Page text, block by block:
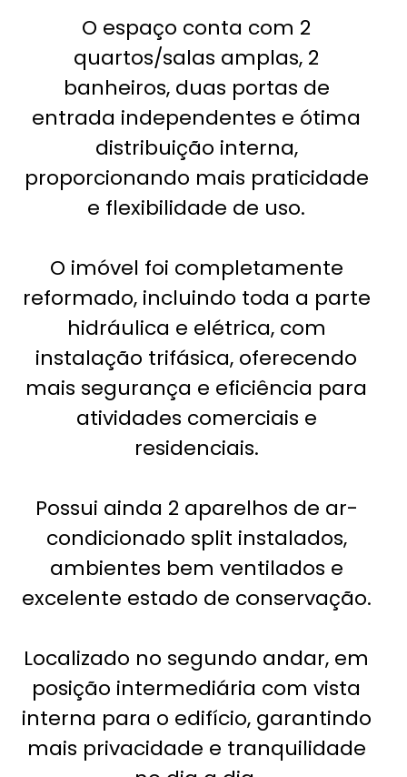
O espaço conta com 2
quartos/salas amplas, 2
banheiros, duas portas de
entrada independentes e ótima
distribuição interna,
proporcionando mais praticidade
e flexibilidade de uso.
O imóvel foi completamente
reformado, incluindo toda a parte
hidráulica e elétrica, com
instalação trifásica, oferecendo
mais segurança e eficiência para
atividades comerciais e
residenciais.
Possui ainda 2 aparelhos de ar-
condicionado split instalados,
ambientes bem ventilados e
excelente estado de conservação.
Localizado no segundo andar, em
posição intermediária com vista
interna para o edifício, garantindo
mais privacidade e tranquilidade